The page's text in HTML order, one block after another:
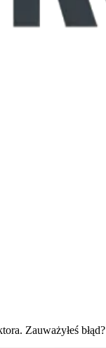
Zauważyłeś błąd?